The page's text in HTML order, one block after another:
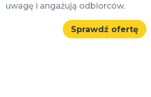
uwagę i angażują odbiorców.
Sprawdź ofertę